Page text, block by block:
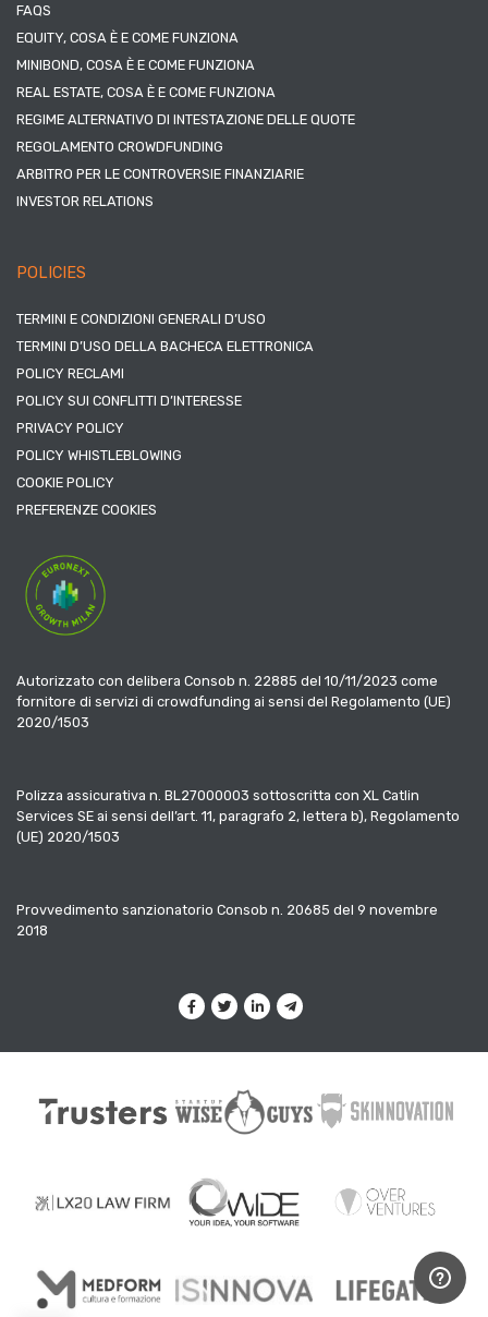
FAQS
EQUITY, COSA È E COME FUNZIONA
MINIBOND, COSA È E COME FUNZIONA
REAL ESTATE, COSA È E COME FUNZIONA
REGIME ALTERNATIVO DI INTESTAZIONE DELLE QUOTE
REGOLAMENTO CROWDFUNDING
ARBITRO PER LE CONTROVERSIE FINANZIARIE
INVESTOR RELATIONS
POLICIES
TERMINI E CONDIZIONI GENERALI D’USO
TERMINI D’USO DELLA BACHECA ELETTRONICA
POLICY RECLAMI
POLICY SUI CONFLITTI D’INTERESSE
PRIVACY POLICY
POLICY WHISTLEBLOWING
COOKIE POLICY
PREFERENZE COOKIES
Autorizzato con delibera Consob n. 22885 del 10/11/2023 come
fornitore di servizi di crowdfunding ai sensi del Regolamento (UE)
2020/1503
Polizza assicurativa n. BL27000003 sottoscritta con XL Catlin
Services SE ai sensi dell’art. 11, paragrafo 2, lettera b), Regolamento
(UE) 2020/1503
Provvedimento sanzionatorio Consob n. 20685 del 9 novembre
2018